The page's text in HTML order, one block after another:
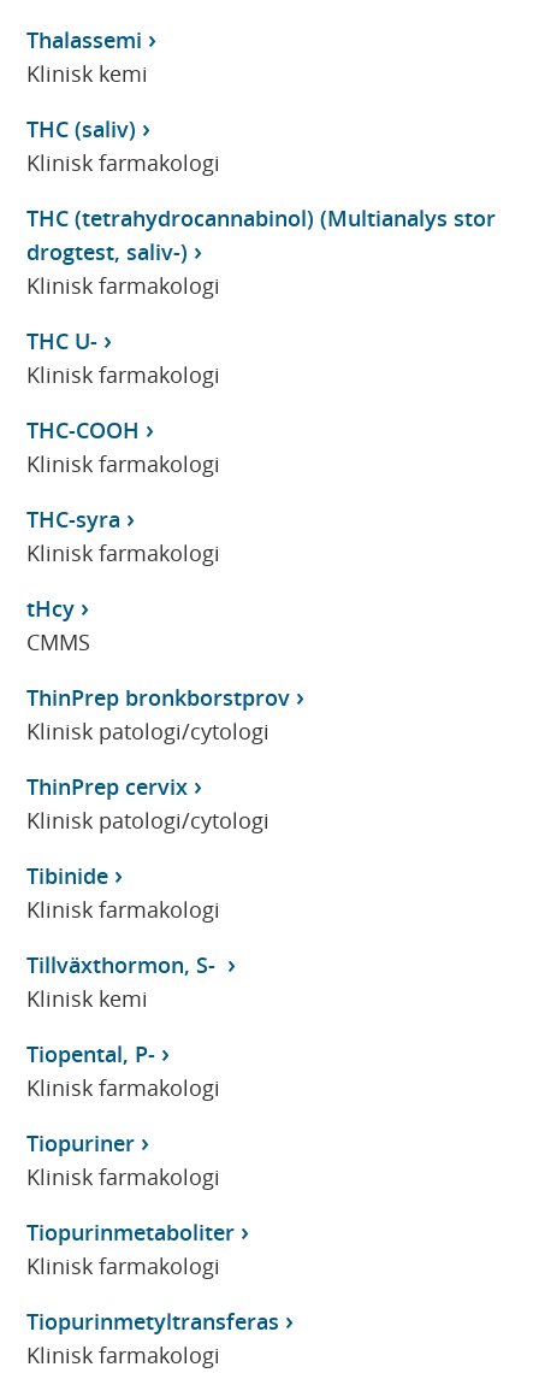
Thalassemi
Klinisk kemi
THC (saliv)
Klinisk farmakologi
THC (tetrahydrocannabinol) (Multianalys stor
drogtest, saliv-)
Klinisk farmakologi
THC U-
Klinisk farmakologi
THC-COOH
Klinisk farmakologi
THC-syra
Klinisk farmakologi
tHcy
CMMS
ThinPrep bronkborstprov
Klinisk patologi/cytologi
ThinPrep cervix
Klinisk patologi/cytologi
Tibinide
Klinisk farmakologi
Tillväxthormon, S-
Klinisk kemi
Tiopental, P-
Klinisk farmakologi
Tiopuriner
Klinisk farmakologi
Tiopurinmetaboliter
Klinisk farmakologi
Tiopurinmetyltransferas
Klinisk farmakologi